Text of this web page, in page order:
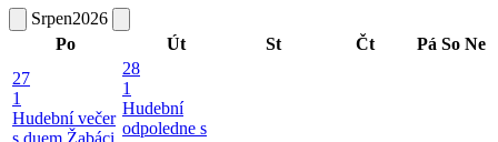
Srpen2026
Po
Út St Čt Pá So Ne
27
1
Hudební večer
s duem Žabáci
28
1
Hudební
odpoledne s